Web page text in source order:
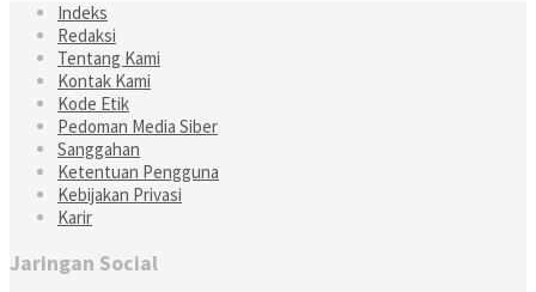
Indeks
Redaksi
Tentang Kami
Kontak Kami
Kode Etik
Pedoman Media Siber
Sanggahan
Ketentuan Pengguna
Kebijakan Privasi
Karir
Jaringan Social